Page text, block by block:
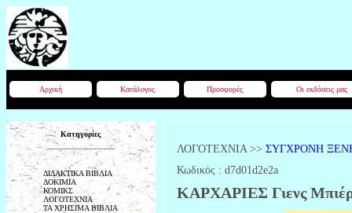
Αρχική Κατάλογος Προσφορές Οι εκδόσεις μας
Κατηγορίες
ΔΙΔΑΚΤΙΚΑ ΒΙΒΛΙΑ
ΔΟΚΙΜΙΑ
ΚΟΜΙΚΣ
ΛΟΓΟΤΕΧΝΙΑ
ΤΑ ΧΡΗΣΙΜΑ ΒΙΒΛΙΑ
ΛΟΓΟΤΕΧΝΙΑ >> ΣΥΓΧΡΟΝΗ
Κωδικός : d7d01d2e2a
ΚΑΡΧΑΡΙΕΣ Γιενς